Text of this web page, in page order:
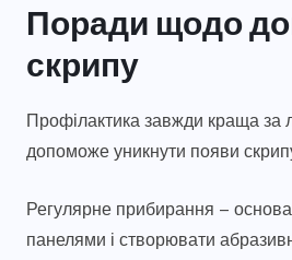
Поради щодо
скрипу
Профілактика завжди краща за
допоможе уникнути появи
Регулярне прибирання – основа
панелями і створювати